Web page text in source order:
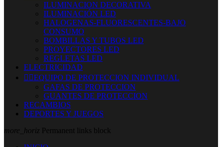
ILUMINACION DECORATIVA
ILUMINACIÓN LED
HALOGENAS-FLUORESCENTES-BAJO
CONSUMO
BOMBILLAS Y TUBOS LED
PROYECTORES LED
REGLETAS LED
ELECTRICIDAD
 EQUIPO DE PROTECCION INDIVIDUAL
GAFAS DE PROTECCION
GUANTES DE PROTECCION
RECAMBIOS
DEPORTES Y JUEGOS
more_horiz Permanent links block